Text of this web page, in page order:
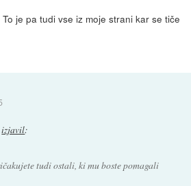
je pa tudi vse iz moje strani kar se tiče
izjavil:
tudi ostali, ki mu boste pomagali